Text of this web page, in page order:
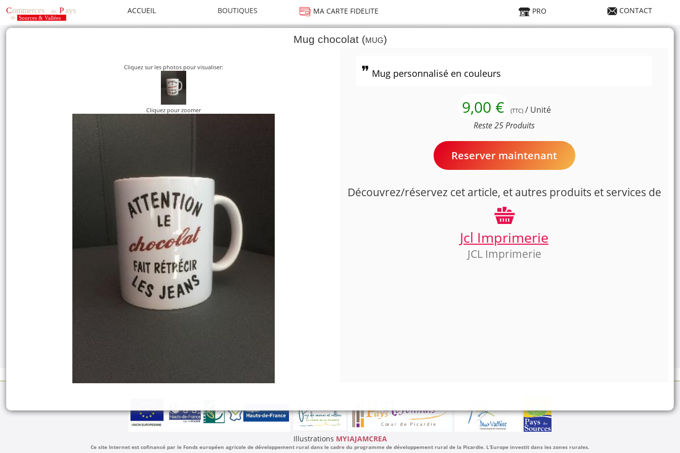
ACCUEIL BOUTIQUES MA CARTE FIDELITE PRO CONTACT
Mug chocolat (MUG)
Cliquez sur les photos pour visualiser:
Cliquez pour zoomer
Mug personnalisé en couleurs
9,00 € (TTC) / Unité
Reste 25 Produits
Reserver maintenant
Découvrez/réservez cet article, et autres produits et services de
Jcl Imprimerie
JCL Imprimerie
Illustrations MYIAJAMCREA
Ce site Internet est cofinancé par le Fonds européen agricole de développement rural dans le cadre du programme de développement rural de la Picardie. L’Europe investit dans les zones rurales.